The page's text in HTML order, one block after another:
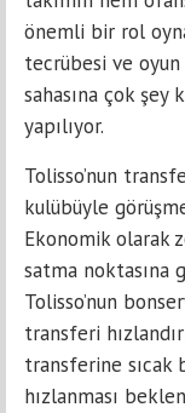
önemli bir rol
tecrübesi ve
sahasına çok
yapılıyor.
Tolisso’nun
kulübüyle
Ekonomik olarak
satma noktasına
Tolisso’nun
transferi
transferine sıcak
hızlanması